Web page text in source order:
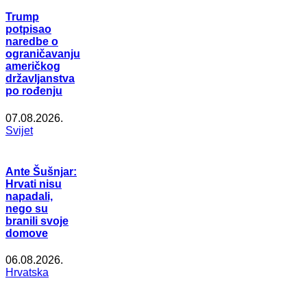
Trump
potpisao
naredbe o
ograničavanju
američkog
državljanstva
po rođenju
07.08.2026.
Svijet
Ante Šušnjar:
Hrvati nisu
napadali,
nego su
branili svoje
domove
06.08.2026.
Hrvatska